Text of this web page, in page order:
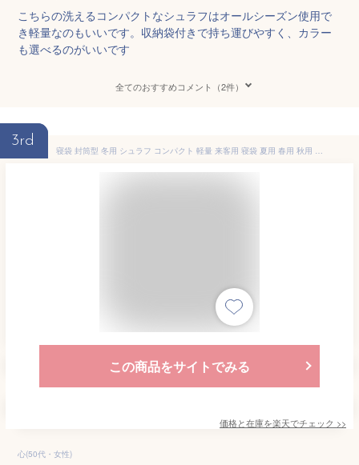
こちらの洗えるコンパクトなシュラフはオールシーズン使用で
き軽量なのもいいです。収納袋付きで持ち運びやすく、カラー
も選べるのがいいです
全てのおすすめコメント（2件）
3rd
寝袋 封筒型 冬用 シュラフ コンパクト 軽量 来客用 寝袋 夏用 春用 秋用 オールシーズン ねぶくろ 洗える 丸洗い 車中泊 暖かい 旅行 防災 残業 寮 仮眠 夜勤 新生活 自宅用 帰省 実家帰り プレゼント 1.0kg 1.4kg 1.8kg
この商品をサイトでみる
価格と在庫を楽天でチェック >>
心(50代・女性)